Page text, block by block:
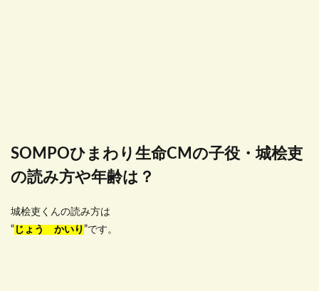
SOMPOひまわり生命CMの子役・城桧吏
の読み方や年齢は？
城桧吏くんの読み方は
“ じょう かいり ”です。